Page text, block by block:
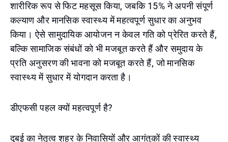
शारीरिक रूप से फिट महसूस किया, जबकि 15% ने अपनी संपूर्ण
कल्याण और मानसिक स्वास्थ्य में महत्वपूर्ण सुधार का अनुभव
किया। ऐसे सामुदायिक आयोजन न केवल गति को प्रेरित करते हैं,
बल्कि सामाजिक संबंधों को भी मजबूत करते हैं और समुदाय के
प्रति अनुसरण की भावना को मजबूत करते हैं, जो मानसिक
स्वास्थ्य में सुधार में योगदान करता है।
डीएफसी पहल क्यों महत्वपूर्ण है?
दुबई का नेतृत्व शहर के निवासियों और आगंतुकों की स्वास्थ्य